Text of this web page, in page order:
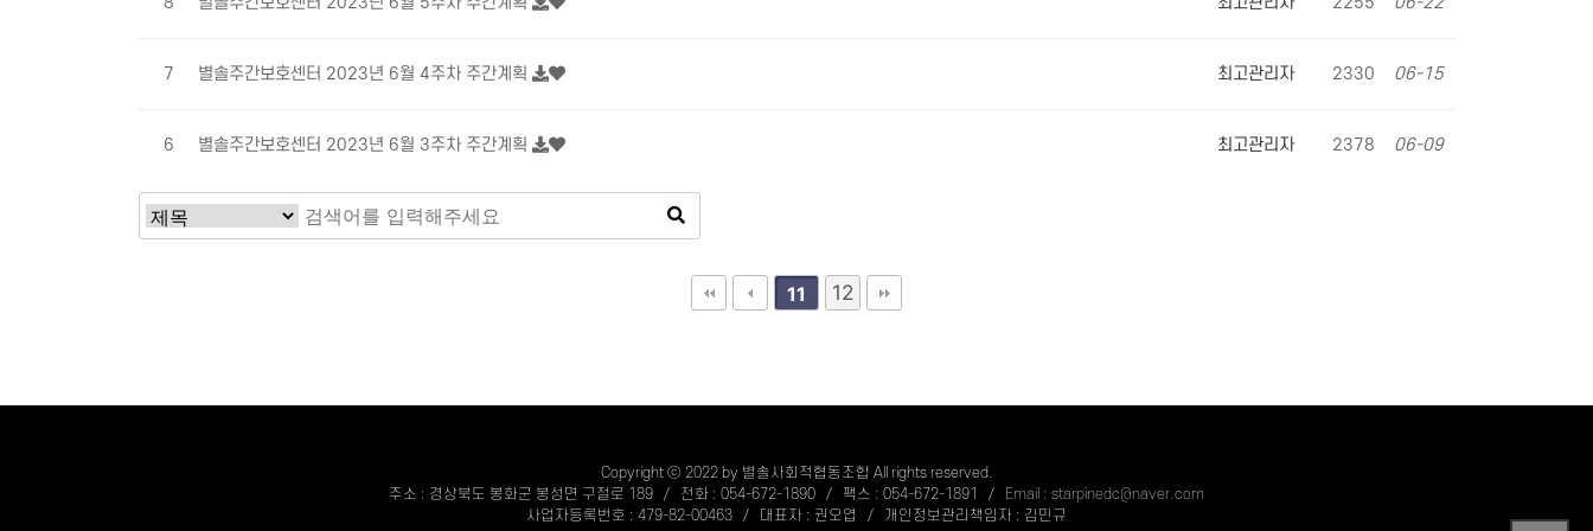
7 별솔주간보호센터 2023년 6월 4주차 주간계획 최고관리자 2330 06-15
6 별솔주간보호센터 2023년 6월 3주차 주간계획 최고관리자 2378 06-09
11 12
Copyright ⓒ 2022 by 별솔사회적협동조합 All rights reserved.
주소 : 경상북도 봉화군 봉성면 구절로 189 / 전화 : 054-672-1890 / 팩스 : 054-672-1891 / Email : starpinedc@naver.com
사업자등록번호 : 479-82-00463 / 대표자 : 권오엽 / 개인정보관리책임자 : 김민규